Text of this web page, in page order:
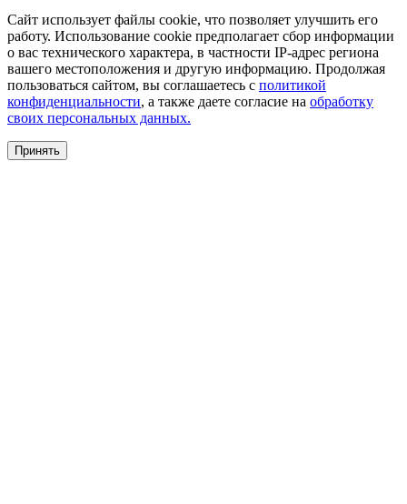
Сайт использует файлы cookie, что позволяет улучшить его
работу. Использование cookie предполагает сбор информации
о вас технического характера, в частности IP-адрес региона
вашего местоположения и другую информацию. Продолжая
пользоваться сайтом, вы соглашаетесь с политикой
конфиденциальности, а также даете согласие на обработку
своих персональных данных.
Принять